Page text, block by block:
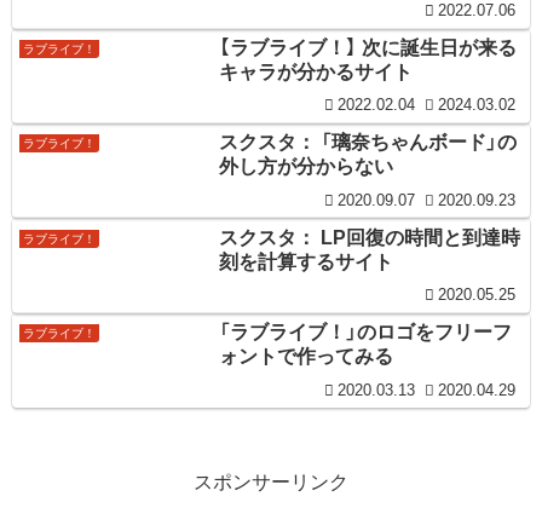
2022.07.06
ラブライブ！
【ラブライブ！】 次に誕生日が来る
キャラが分かるサイト
2022.02.04 2024.03.02
ラブライブ！
スクスタ： 「璃奈ちゃんボード」の
外し方が分からない
2020.09.07 2020.09.23
ラブライブ！
スクスタ： LP回復の時間と到達時
刻を計算するサイト
2020.05.25
ラブライブ！
「ラブライブ！」のロゴをフリーフ
ォントで作ってみる
2020.03.13 2020.04.29
スポンサーリンク